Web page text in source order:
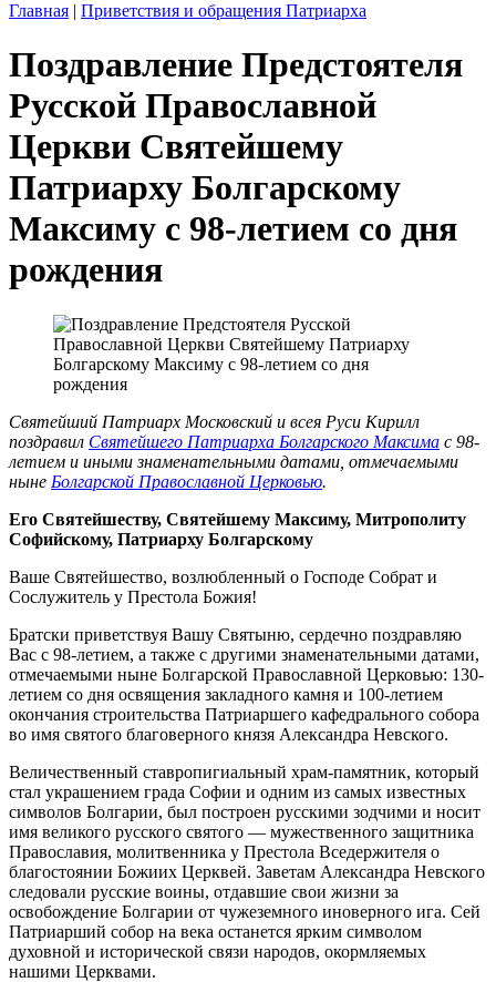
Главная | Приветствия и обращения Патриарха
Поздравление Предстоятеля
Русской Православной
Церкви Святейшему
Патриарху Болгарскому
Максиму с 98-летием со дня
рождения
Святейший Патриарх Московский и всея Руси Кирилл
поздравил Святейшего Патриарха Болгарского Максима с 98-
летием и иными знаменательными датами, отмечаемыми
ныне Болгарской Православной Церковью.
Его Святейшеству, Святейшему Максиму, Митрополиту
Софийскому, Патриарху Болгарскому
Ваше Святейшество, возлюбленный о Господе Собрат и
Сослужитель у Престола Божия!
Братски приветствуя Вашу Святыню, сердечно поздравляю
Вас с 98-летием, а также с другими знаменательными датами,
отмечаемыми ныне Болгарской Православной Церковью: 130-
летием со дня освящения закладного камня и 100-летием
окончания строительства Патриаршего кафедрального собора
во имя святого благоверного князя Александра Невского.
Величественный ставропигиальный храм-памятник, который
стал украшением града Софии и одним из самых известных
символов Болгарии, был построен русскими зодчими и носит
имя великого русского святого — мужественного защитника
Православия, молитвенника у Престола Вседержителя о
благостоянии Божиих Церквей. Заветам Александра Невского
следовали русские воины, отдавшие свои жизни за
освобождение Болгарии от чужеземного иноверного ига. Сей
Патриарший собор на века останется ярким символом
духовной и исторической связи народов, окормляемых
нашими Церквами.